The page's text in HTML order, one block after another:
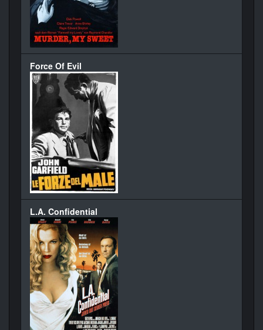
Force Of Evil
L.A. Confidential